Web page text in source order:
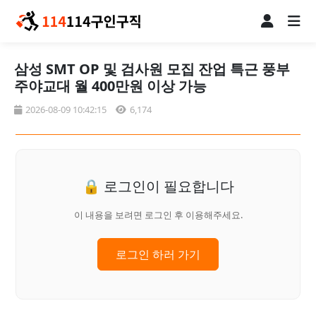
삼성 SMT OP 및 검사원 모집 잔업 특근 풍부
주야교대 월 400만원 이상 가능
2026-08-09 10:42:15 6,174
🔒 로그인이 필요합니다
이 내용을 보려면 로그인 후 이용해주세요.
로그인 하러 가기